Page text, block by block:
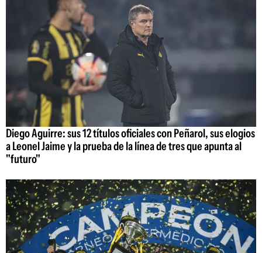
Diego Aguirre: sus 12 títulos oficiales con Peñarol, sus elogios
a Leonel Jaime y la prueba de la línea de tres que apunta al
"futuro"